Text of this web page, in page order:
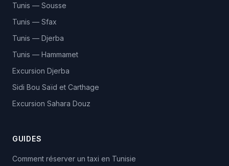
Tunis — Sousse
Tunis — Sfax
Tunis — Djerba
Tunis — Hammamet
Excursion Djerba
Sidi Bou Saïd et Carthage
Excursion Sahara Douz
GUIDES
Comment réserver un taxi en Tunisie